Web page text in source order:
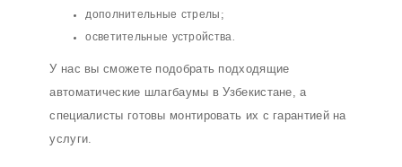
дополнительные стрелы;
осветительные устройства.
У нас вы сможете подобрать подходящие
автоматические шлагбаумы в Узбекистане, а
специалисты готовы монтировать их с гарантией на
услуги.